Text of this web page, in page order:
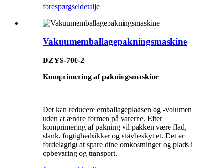
forespørgseldetalje
Vakuumemballagepakningsmaskine
DZYS-700-2
Komprimering af pakningsmaskine
Det kan reducere emballagepladsen og -volumen
uden at ændre formen på varerne. Efter
komprimering af pakning vil pakken være flad,
slank, fugtighedsikker og støvbeskyttet. Det er
fordelagtigt at spare dine omkostninger og plads i
opbevaring og transport.